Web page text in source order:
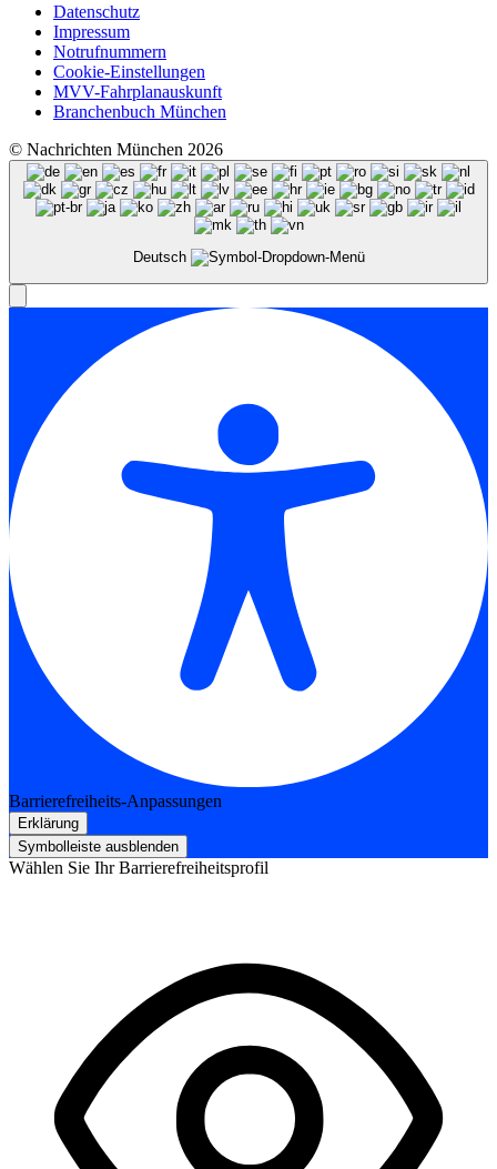
Datenschutz
Impressum
Notrufnummern
Cookie-Einstellungen
MVV-Fahrplanauskunft
Branchenbuch München
© Nachrichten München 2026
Deutsch
Barrierefreiheits-Anpassungen
Erklärung
Symbolleiste ausblenden
Wählen Sie Ihr Barrierefreiheitsprofil